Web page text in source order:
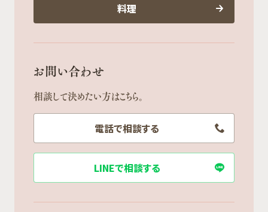
料理
お問い合わせ
相談して決めたい方はこちら。
電話で相談する
LINEで相談する